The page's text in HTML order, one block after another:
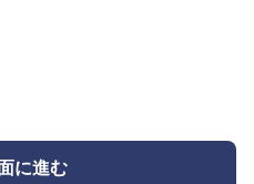
に進む